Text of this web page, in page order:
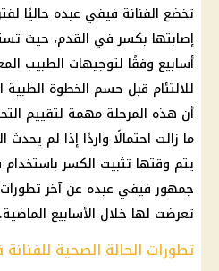
تخضع الفنانة فيفي عبده حاليًا
أسابيع وفقًا لتوجيهات الطبيب
للالتئام قبل حسم الخطوة الطبية
أن هذه المرحلة مهمة لتقييم
ما زالت احتمالًا واردًا إذا لم
يتم وقتها تثبيت الكسر
جمهور فيفي عبده عن آخر تطورات
تعرضت لها خلال الأسابيع الماضية.
تطورات الحالة الصحية